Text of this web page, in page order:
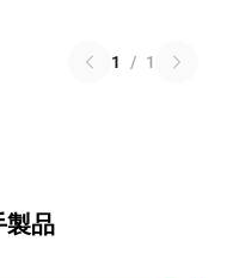
1 / 1
製品